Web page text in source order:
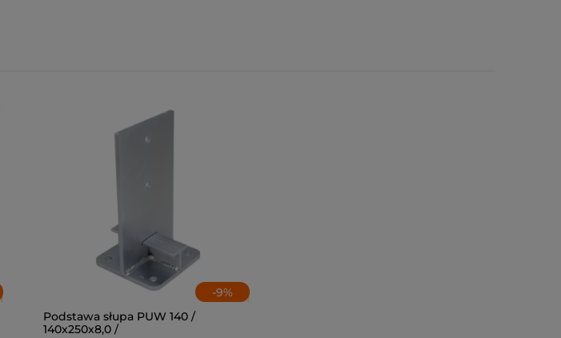
-9%
Podstawa słupa PUW 140 /
140x250x8,0 /